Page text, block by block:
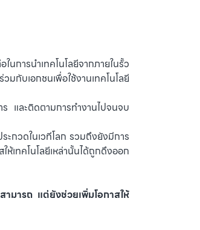
ารนำเทคโนโลยีจากภายในรั้ว
บเอกชนเพื่อใช้งานเทคโนโลยี
และติดตามการทำงานไปจนจบ
กวดในเวทีโลก รวมถึงยังมีการ
เทคโนโลยีเหล่านั้นได้ถูกดึงออก
มารถ แต่ยังช่วยเพิ่มโอกาสให้